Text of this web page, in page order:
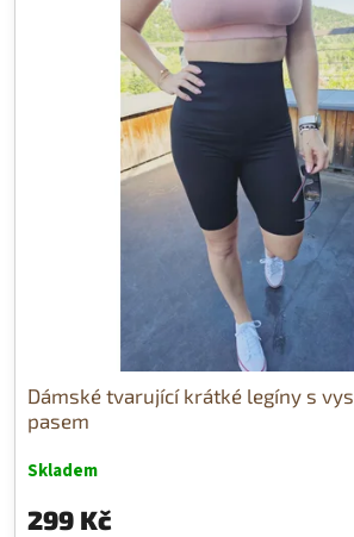
Dámské tvarující krátké legíny s
pasem
Skladem
299 Kč